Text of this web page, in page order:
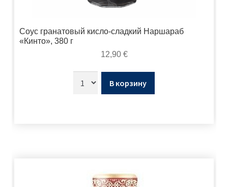
Соус гранатовый кисло-сладкий Наршараб
«Кинто», 380 г
12,90 €
В корзину